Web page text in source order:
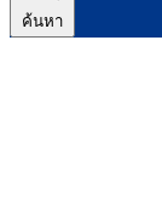
ค้นหา